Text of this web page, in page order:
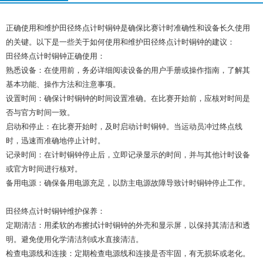
正确使用和维护田径终点计时铜钟是确保比赛计时准确性和设备长久使用
的关键。以下是一些关于如何使用和维护田径终点计时铜钟的建议：
田径终点计时铜钟正确使用：
熟悉设备：在使用前，务必详细阅读设备的用户手册或操作指南，了解其
基本功能、操作方法和注意事项。
设置时间：确保计时铜钟的时间设置准确。在比赛开始前，应核对时间是
否与官方时间一致。
启动和停止：在比赛开始时，及时启动计时铜钟。当运动员冲过终点线
时，迅速而准确地停止计时。
记录时间：在计时铜钟停止后，立即记录显示的时间，并与其他计时设备
或官方时间进行核对。
备用电源：确保备用电源充足，以防主电源故障导致计时铜钟停止工作。
田径终点计时铜钟维护保养：
定期清洁：用柔软的布擦拭计时铜钟的外壳和显示屏，以保持其清洁和透
明。避免使用化学清洁剂或水直接清洁。
检查电源线和连接：定期检查电源线和连接是否牢固，有无损坏或老化。